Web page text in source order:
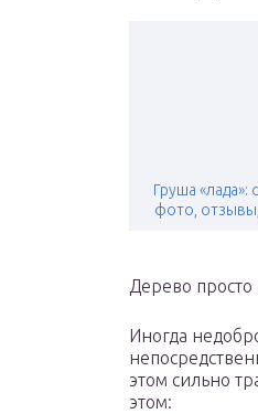
Груша «лада»:
фото,
Дерево просто
Иногда
этом сильно
этом: